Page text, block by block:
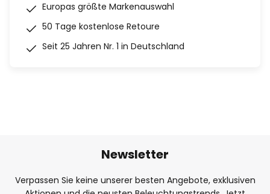
Europas größte Markenauswahl
50 Tage kostenlose Retoure
Seit 25 Jahren Nr. 1 in Deutschland
Newsletter
Verpassen Sie keine unserer besten Angebote, exklusiven